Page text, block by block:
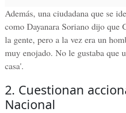
Además, una ciudadana que se
como Dayanara Soriano dijo que
la gente, pero a la vez era un
muy enojado. No le gustaba que
casa'.
2. Cuestionan
Nacional